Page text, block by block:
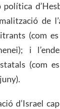
de
(com
i
(com
d’Israel